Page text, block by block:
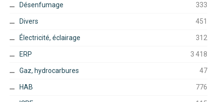
Désenfumage 333
Divers 451
Électricité, éclairage 312
ERP 3 418
Gaz, hydrocarbures 47
HAB 776